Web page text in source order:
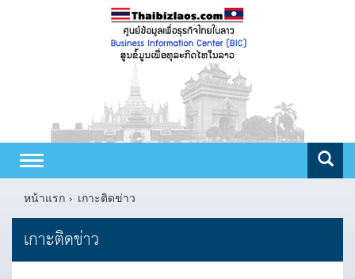
Toggle
navigation
หน้าแรก
เกาะติดข่าว
เกาะติดข่าว